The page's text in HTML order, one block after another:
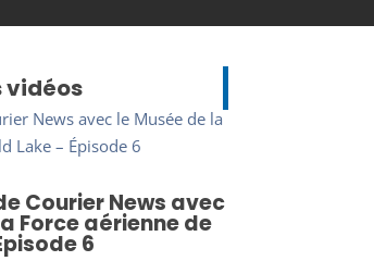
vidéos
Courier News avec
Force aérienne de
6